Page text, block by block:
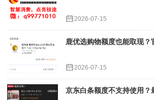
2026-07-15
鹿优选购物额度也能取现
2026-07-15
京东白条额度不支持使用？